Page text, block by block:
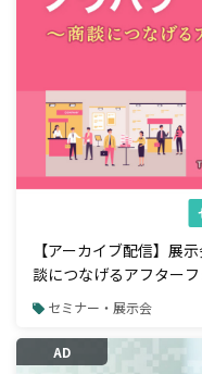
【アーカイブ配信】展
談につなげるアフター
セミナー・展示会
AD